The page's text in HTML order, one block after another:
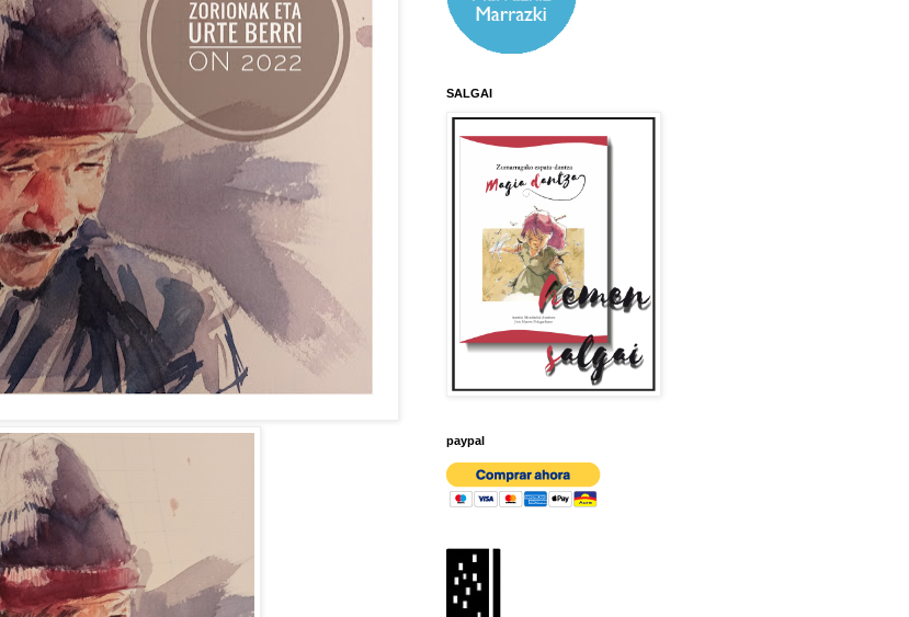
SALGAI
paypal